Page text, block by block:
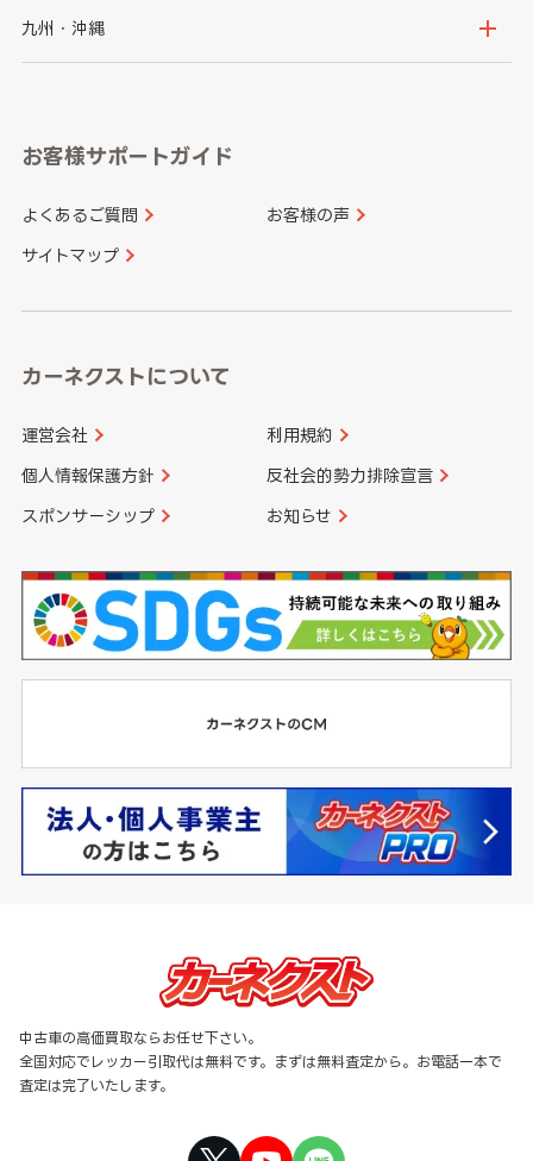
山梨県
愛知県
京都府
和歌山県
鳥取県
山口県
香川県 愛媛県
九州・沖縄
長崎県
大分県 宮崎県
お客様サポートガイド
よくあるご質問 お客様の声
サイトマップ
カーネクストについて
運営会社 利用規約
個人情報保護方針 反社会的勢力排除宣言
スポンサーシップ お知らせ
中古車の高価買取ならお任せ下さい。
全国対応でレッカー引取代は無料です。まずは無料査定から。お電話一本で
査定は完了いたします。